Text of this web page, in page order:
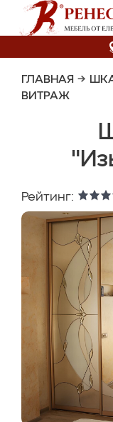
ГЛАВНАЯ →
ВИТРАЖ
Рейтинг: